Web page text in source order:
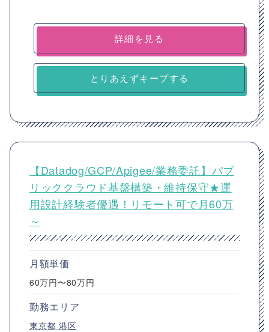
詳細を見る
とりあえずキープする
【Datadog/GCP/Apigee/業務委託】パブ
リッククラウド基盤構築・維持保守★運
用設計経験者優遇！リモート可で月60万
～
月額単価
60万円〜80万円
勤務エリア
東京都 港区